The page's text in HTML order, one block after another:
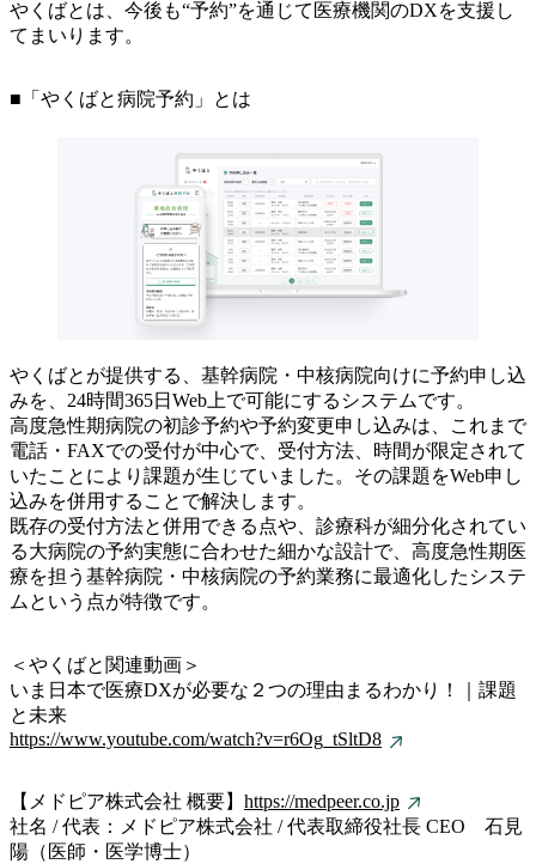
やくばとは、今後も“予約”を通じて医療機関のDXを支援し
てまいります。
■「やくばと病院予約」とは
やくばとが提供する、基幹病院・中核病院向けに予約申し込
みを、24時間365日Web上で可能にするシステムです。
高度急性期病院の初診予約や予約変更申し込みは、これまで
電話・FAXでの受付が中心で、受付方法、時間が限定されて
いたことにより課題が生じていました。その課題をWeb申し
込みを併用することで解決します。
既存の受付方法と併用できる点や、診療科が細分化されてい
る大病院の予約実態に合わせた細かな設計で、高度急性期医
療を担う基幹病院・中核病院の予約業務に最適化したシステ
ムという点が特徴です。
＜やくばと関連動画＞
いま日本で医療DXが必要な２つの理由まるわかり！｜課題
と未来
https://www.youtube.com/watch?v=r6Og_tSltD8
【メドピア株式会社 概要】 https://medpeer.co.jp
社名 / 代表：メドピア株式会社 / 代表取締役社長 CEO 石見
陽（医師・医学博士）